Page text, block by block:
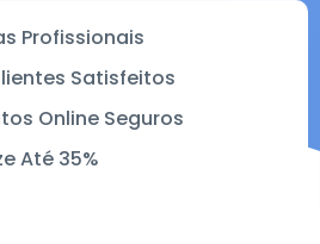
Profissionais
Satisfeitos
Online Seguros
Até 35%